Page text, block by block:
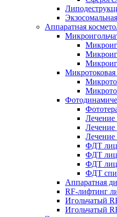
Аппаратная
Микротоковая
Лечение
Лечение
Лечение
ФДТ
ФДТ
ФДТ
ФДТ
Аппаратная
RF-лифтинг
Игольчатый
Игольчатый